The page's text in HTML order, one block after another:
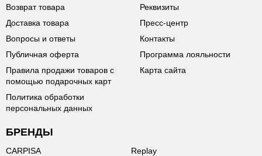
Возврат товара
Доставка товара
Вопросы и ответы
Публичная оферта
Правила продажи товаров с
помощью подарочных карт
Политика обработки
персональных данных
Реквизиты
Пресс-центр
Контакты
Программа лояльности
Карта сайта
БРЕНДЫ
CARPISA
Replay